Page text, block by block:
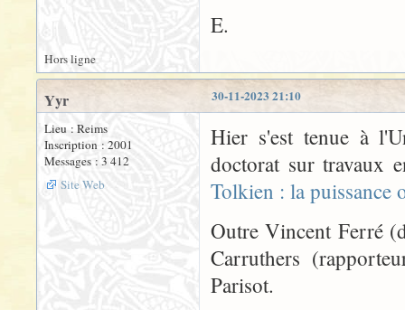
E.
Hors ligne
30-11-2023 21:10
Yyr
Lieu : Reims
Inscription : 2001
Messages : 3 412
Site Web
Hier s'est tenue à
doctorat sur travaux
Tolkien : la puissance
Outre Vincent Ferré
Carruthers
Parisot.